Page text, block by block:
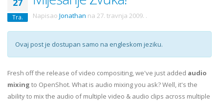
27
Tra. Napisao Jonathan na 27. travnja 2009. .
Ovaj post je dostupan samo na engleskom jeziku.
Fresh off the release of video compositing, we've just added audio
mixing to OpenShot. What is audio mixing you ask? Well, it's the
ability to mix the audio of multiple video & audio clips across multiple